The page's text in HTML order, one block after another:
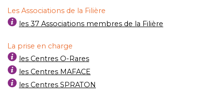
Les Associations de la Filière
les 37 Associations membres de la Filière
La prise en charge
les Centres O-Rares
les Centres MAFACE
les Centres SPRATON